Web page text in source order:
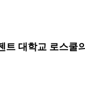
트 대학교 로스쿨